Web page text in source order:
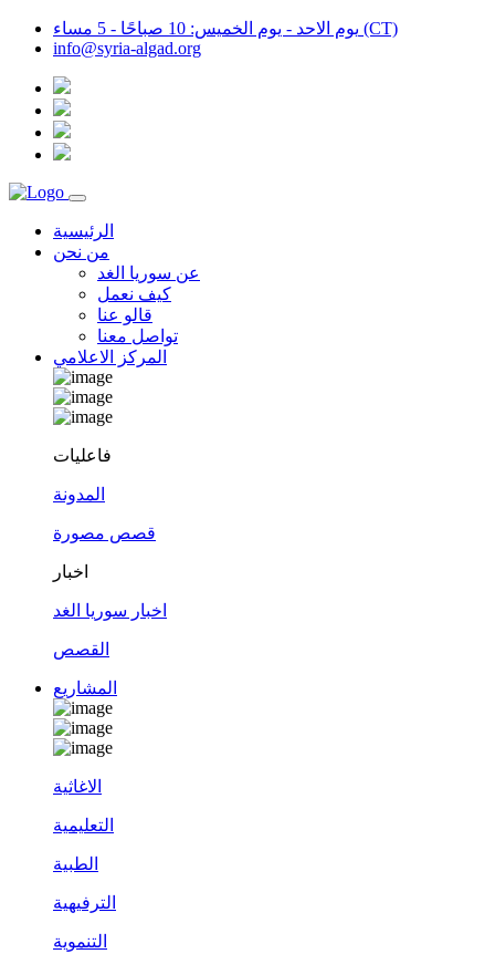
يوم الاحد - يوم الخميس: 10 صباحًا - 5 مساء (CT)
info@syria-algad.org
الرئيسية
من نحن
عن سوريا الغد
كيف نعمل
قالو عنا
تواصل معنا
المركز الاعلامي
فاعليات
المدونة
قصص مصورة
اخبار
اخبار سوريا الغد
القصص
المشاريع
الاغاثية
التعليمية
الطبية
الترفيهية
التنموية